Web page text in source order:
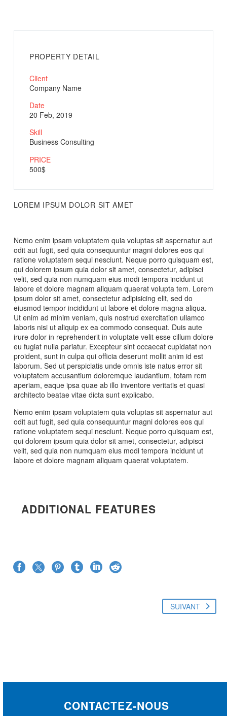
PROPERTY DETAIL
Client
Company Name
Date
20 Feb, 2019
Skill
Business Consulting
PRICE
500$
LOREM IPSUM DOLOR SIT AMET
Nemo enim ipsam voluptatem quia voluptas sit aspernatur aut
odit aut fugit, sed quia consequuntur magni dolores eos qui
ratione voluptatem sequi nesciunt. Neque porro quisquam est,
qui dolorem ipsum quia dolor sit amet, consectetur, adipisci
velit, sed quia non numquam eius modi tempora incidunt ut
labore et dolore magnam aliquam quaerat volupta tem. Lorem
ipsum dolor sit amet, consectetur adipisicing elit, sed do
eiusmod tempor incididunt ut labore et dolore magna aliqua.
Ut enim ad minim veniam, quis nostrud exercitation ullamco
laboris nisi ut aliquip ex ea commodo consequat. Duis aute
irure dolor in reprehenderit in voluptate velit esse cillum dolore
eu fugiat nulla pariatur. Excepteur sint occaecat cupidatat non
proident, sunt in culpa qui officia deserunt mollit anim id est
laborum. Sed ut perspiciatis unde omnis iste natus error sit
voluptatem accusantium doloremque laudantium, totam rem
aperiam, eaque ipsa quae ab illo inventore veritatis et quasi
architecto beatae vitae dicta sunt explicabo.
Nemo enim ipsam voluptatem quia voluptas sit aspernatur aut
odit aut fugit, sed quia consequuntur magni dolores eos qui
ratione voluptatem sequi nesciunt. Neque porro quisquam est,
qui dolorem ipsum quia dolor sit amet, consectetur, adipisci
velit, sed quia non numquam eius modi tempora incidunt ut
labore et dolore magnam aliquam quaerat voluptatem.
ADDITIONAL FEATURES
SUIVANT
CONTACTEZ-NOUS